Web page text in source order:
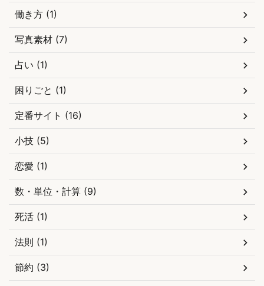
働き方 (1)
写真素材 (7)
占い (1)
困りごと (1)
定番サイト (16)
小技 (5)
恋愛 (1)
数・単位・計算 (9)
死活 (1)
法則 (1)
節約 (3)